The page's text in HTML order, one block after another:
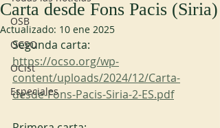
OSB
OCSO
OCist
Especiales
Carta desde Fons Pacis (Siria)
Actualizado: 10 ene 2025
Segunda carta:
https://ocso.org/wp-
content/uploads/2024/12/Carta-
desde-Fons-Pacis-Siria-2-ES.pdf